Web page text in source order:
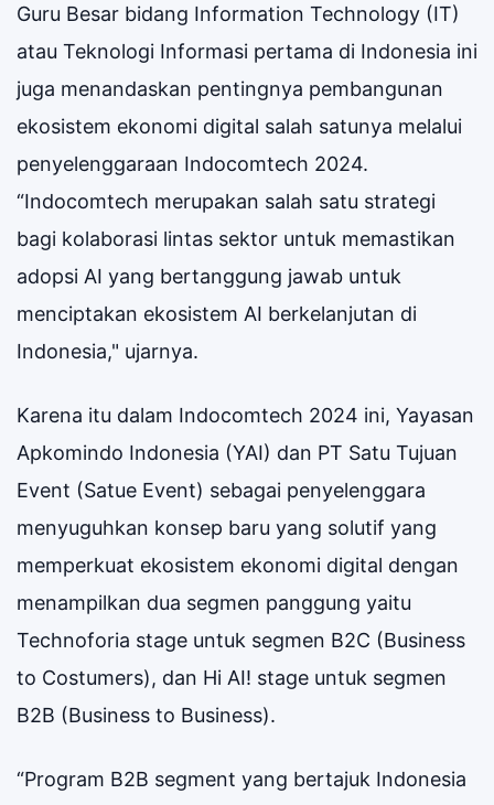
Guru Besar bidang Information Technology (IT)
atau Teknologi Informasi pertama di Indonesia ini
juga menandaskan pentingnya pembangunan
ekosistem ekonomi digital salah satunya melalui
penyelenggaraan Indocomtech 2024.
“Indocomtech merupakan salah satu strategi
bagi kolaborasi lintas sektor untuk memastikan
adopsi AI yang bertanggung jawab untuk
menciptakan ekosistem AI berkelanjutan di
Indonesia," ujarnya.
Karena itu dalam Indocomtech 2024 ini, Yayasan
Apkomindo Indonesia (YAI) dan PT Satu Tujuan
Event (Satue Event) sebagai penyelenggara
menyuguhkan konsep baru yang solutif yang
memperkuat ekosistem ekonomi digital dengan
menampilkan dua segmen panggung yaitu
Technoforia stage untuk segmen B2C (Business
to Costumers), dan Hi AI! stage untuk segmen
B2B (Business to Business).
“Program B2B segment yang bertajuk Indonesia